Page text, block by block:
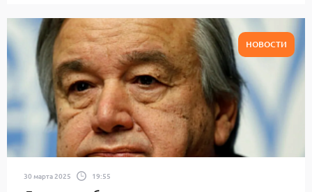
НОВОСТИ
30 марта 2025 19:55